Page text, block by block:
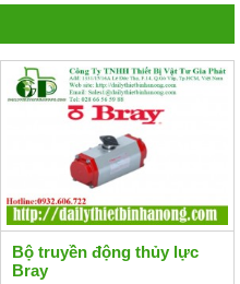
Bộ truyền động thủy lực
Bray